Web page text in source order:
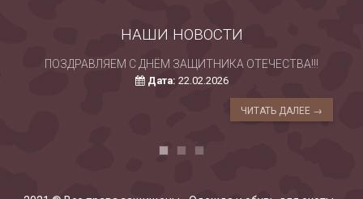
НАШИ НОВОСТИ
ПОЗДРАВЛЯЕМ С ДНЁМ ЗАЩИТНИКА ОТЕЧЕСТВА!!!
Дата: 22.02.2026
ЧИТАТЬ ДАЛЕЕ →